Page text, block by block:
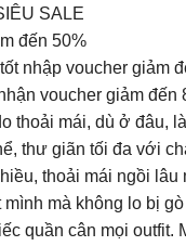
SALE
đến 50%
nhập voucher giảm
voucher giảm đến
thoải mái, dù ở đâu,
thư giãn tối đa với
thoải mái ngồi
mình mà không lo bị
quần cân mọi